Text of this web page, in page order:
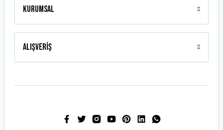
Kurumsal
Alışveriş